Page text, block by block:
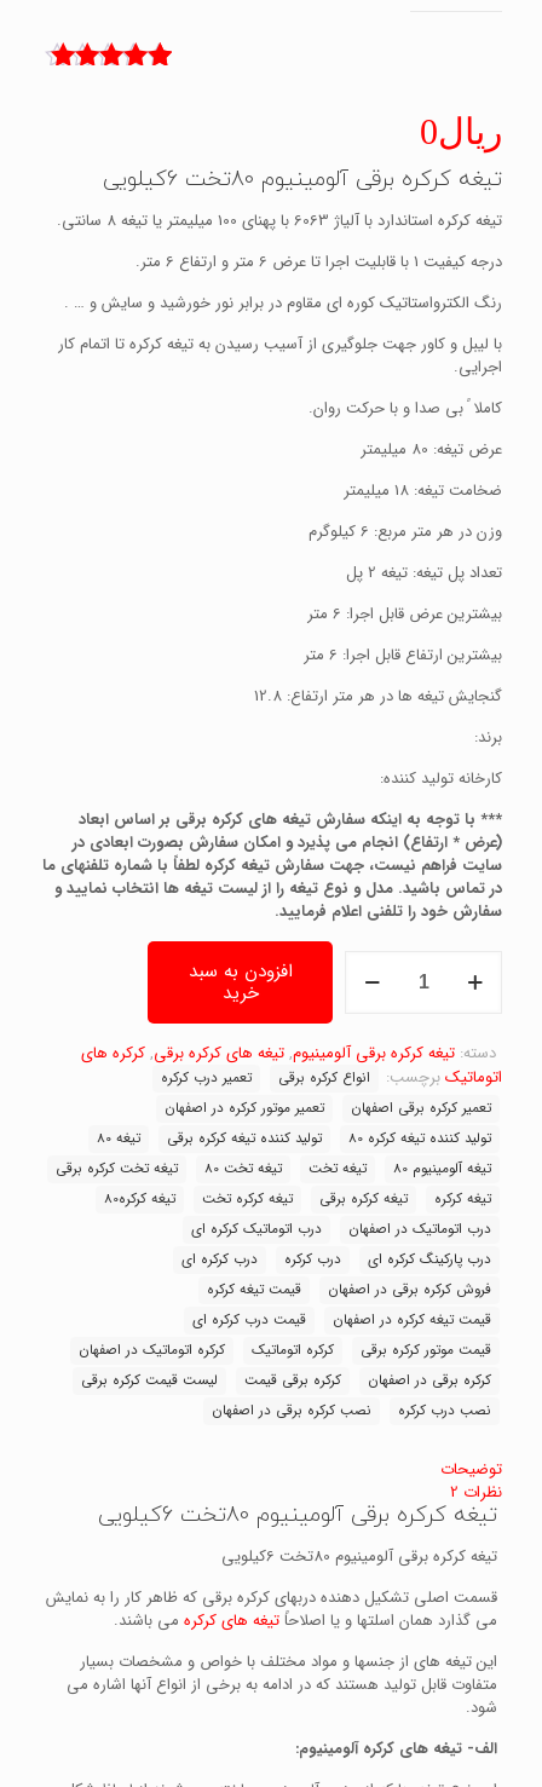
ریال0
تیغه کرکره برقی آلومینیوم 80تخت 6کیلویی
تیغه کرکره استاندارد با آلیاژ 6063 با پهنای 100 میلیمتر یا تیغه 8 سانتی.
درجه کیفیت 1 با قابلیت اجرا تا عرض 6 متر و ارتفاع 6 متر.
رنگ الکترواستاتیک کوره ای مقاوم در برابر نور خورشید و سایش و … .
با لیبل و کاور جهت جلوگیری از آسیب رسیدن به تیغه کرکره تا اتمام کار
اجرایی.
کاملا ً بی صدا و با حرکت روان.
عرض تیغه: 80 میلیمتر
ضخامت تیغه: 18 میلیمتر
وزن در هر متر مربع: 6 کیلوگرم
تعداد پل تیغه: تیغه 2 پل
بیشترین عرض قابل اجرا: 6 متر
بیشترین ارتفاع قابل اجرا: 6 متر
گنجایش تیغه ها در هر متر ارتفاع: 12.8
برند:
کارخانه تولید کننده:
*** با توجه به اینکه سفارش تیغه های کرکره برقی بر اساس ابعاد
(عرض * ارتفاع) انجام می پذیرد و امکان سفارش بصورت ابعادی در
سایت فراهم نیست، جهت سفارش تیغه کرکره لطفاً با شماره تلفنهای ما
در تماس باشید. مدل و نوع تیغه را از لیست تیغه ها انتخاب نمایید و
سفارش خود را تلفنی اعلام فرمایید.
کرکره
80تخت
6کیلویی
عدد
افزودن به سبد
خرید
دسته: تیغه کرکره برقی آلومینیوم,تیغه های کرکره برقی,کرکره های
اتوماتیکبرچسب: انواع کرکره برقی
تعمیر درب کرکره
تعمیر کرکره برقی اصفهان
تعمیر موتور کرکره در اصفهان
تولید کننده تیغه کرکره 80
تولید کننده تیغه کرکره برقی
تیغه 80
تیغه آلومینیوم 80
تیغه تخت تیغه تخت 80
تیغه تخت کرکره برقی
تیغه کرکره
تیغه کرکره برقی تیغه کرکره تخت
تیغه کرکره80
درب اتوماتیک در اصفهان
درب اتوماتیک کرکره ای
درب پارکینگ کرکره ای
درب کرکره
درب کرکره ای
فروش کرکره برقی در اصفهان
قیمت تیغه کرکره
قیمت تیغه کرکره در اصفهان
قیمت درب کرکره ای
قیمت موتور کرکره برقی
کرکره اتوماتیک
کرکره اتوماتیک در اصفهان
کرکره برقی در اصفهان
کرکره برقی قیمت
لیست قیمت کرکره برقی
نصب درب کرکره
نصب کرکره برقی در اصفهان
توضیحات
نظرات 2
تیغه کرکره برقی آلومینیوم 80تخت 6کیلویی
تیغه کرکره برقی آلومینیوم 80تخت 6کیلویی
قسمت اصلی تشکیل دهنده دربهای کرکره برقی که ظاهر کار را به نمایش
می گذارد همان اسلتها و یا اصلاحاًتیغه های کرکرهمی باشند.
این تیغه های از جنسها و مواد مختلف با خواص و مشخصات بسیار
متفاوت قابل تولید هستند که در ادامه به برخی از انواع آنها اشاره می
شود.
الف- تیغه های کرکره آلومینیوم: